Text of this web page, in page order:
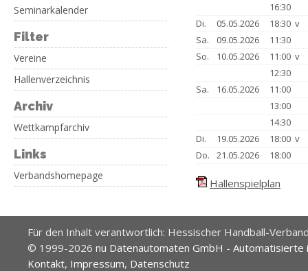
Seminarkalender
Filter
Vereine
Hallenverzeichnis
Archiv
Wettkampfarchiv
Links
Verbandshomepage
16:30
Di.
05.05.2026
18:30 v
Sa.
09.05.2026
11:30
So.
10.05.2026
11:00 v
12:30
Sa.
16.05.2026
11:00
13:00
14:30
Di.
19.05.2026
18:00 v
Do.
21.05.2026 18:00
Hallenspielplan
Für den Inhalt verantwortlich: Hessischer Handball-
© 1999-2026 nu Datenautomaten GmbH -
Kontakt, Impressum, Datenschutz